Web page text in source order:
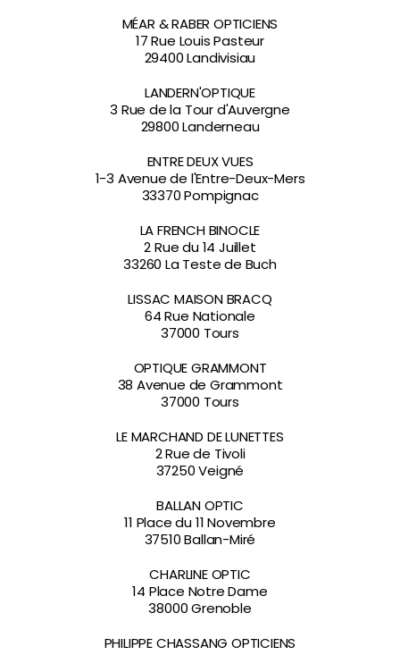
MÉAR & RABER OPTICIENS
17 Rue Louis Pasteur
29400 Landivisiau
LANDERN'OPTIQUE
3 Rue de la Tour d'Auvergne
29800 Landerneau
ENTRE DEUX VUES
1-3 Avenue de l'Entre-Deux-Mers
33370 Pompignac
LA FRENCH BINOCLE
2 Rue du 14 Juillet
33260 La Teste de Buch
LISSAC MAISON BRACQ
64 Rue Nationale
37000 Tours
OPTIQUE GRAMMONT
38 Avenue de Grammont
37000 Tours
LE MARCHAND DE LUNETTES
2 Rue de Tivoli
37250 Veigné
BALLAN OPTIC
11 Place du 11 Novembre
37510 Ballan-Miré
CHARLINE OPTIC
14 Place Notre Dame
38000 Grenoble
PHILIPPE CHASSANG OPTICIENS